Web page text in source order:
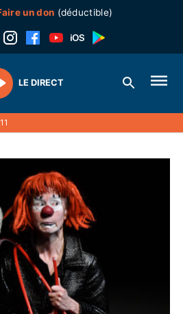
un don (déductible)
LE DIRECT
11